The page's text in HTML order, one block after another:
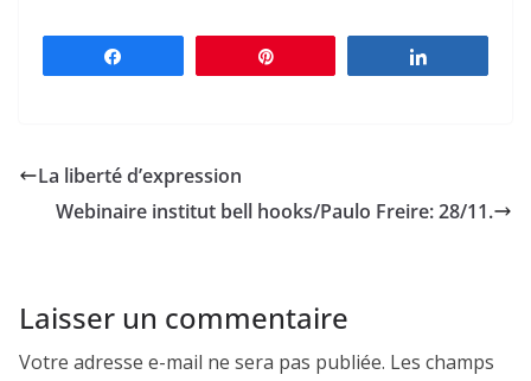
La liberté d’expression
Webinaire institut bell hooks/Paulo Freire: 28/11.
Laisser un commentaire
Votre adresse e-mail ne sera pas publiée. Les champs